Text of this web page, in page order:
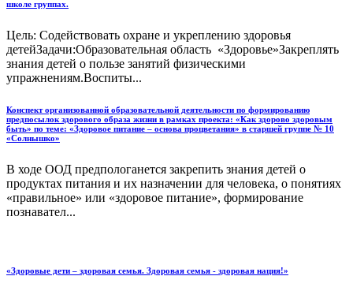
школе группах.
Цель: Содействовать охране и укреплению здоровья
детейЗадачи:Образовательная область «Здоровье»Закреплять
знания детей о пользе занятий физическими
упражнениям.Воспиты...
Конспект организованной образовательной деятельности по формированию
предпосылок здорового образа жизни в рамках проекта: «Как здорово здоровым
быть» по теме: «Здоровое питание – основа процветания» в старшей группе № 10
«Солнышко»
В ходе ООД предпологанется закрепить знания детей о
продуктах питания и их назначении для человека, о понятиях
«правильное» или «здоровое питание», формирование
познавател...
«Здоровые дети – здоровая семья. Здоровая семья - здоровая нация!»